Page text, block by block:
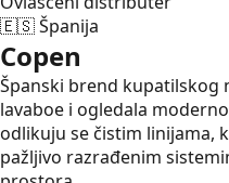
🇪🇸Španija
Copen
Španski brend kupatilskog
lavaboe i ogledala
odlikuju se čistim linijama,
pažljivo razrađenim